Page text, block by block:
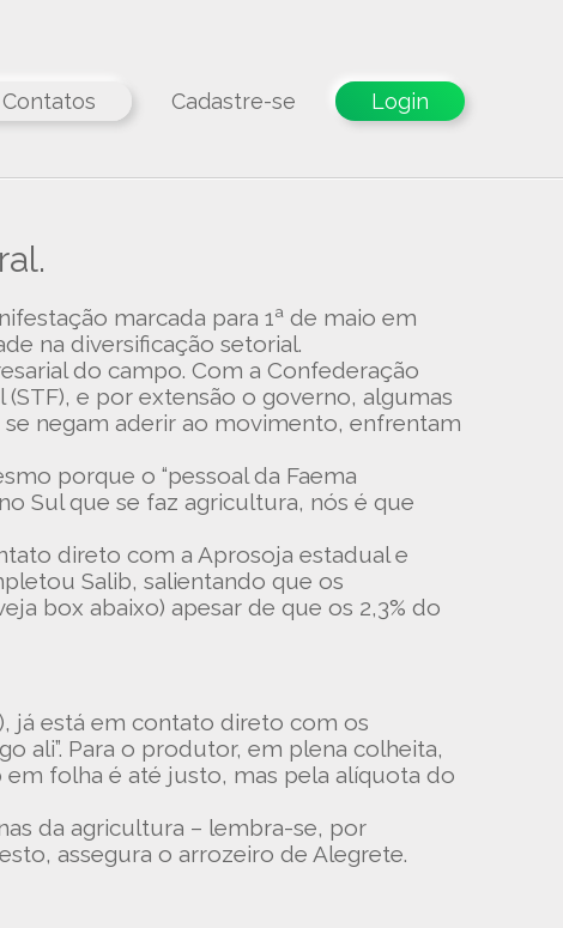
Contatos Cadastre-se Login
marcada para 1ª de maio em
na diversificação setorial.
do campo. Com a Confederação
e por extensão o governo, algumas
negam aderir ao movimento, enfrentam
porque o “pessoal da Faema
Sul que se faz agricultura, nós é que
direto com a Aprosoja estadual e
Salib, salientando que os
box abaixo) apesar de que os 2,3% do
já está em contato direto com os
ali”. Para o produtor, em plena colheita,
folha é até justo, mas pela alíquota do
da agricultura – lembra-se, por
assegura o arrozeiro de Alegrete.